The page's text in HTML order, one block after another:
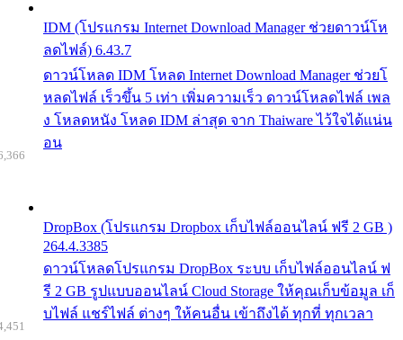
IDM (โปรแกรม Internet Download Manager ช่วยดาวน์โห
ลดไฟล์) 6.43.7
ดาวน์โหลด IDM โหลด Internet Download Manager ช่วยโ
หลดไฟล์ เร็วขึ้น 5 เท่า เพิ่มความเร็ว ดาวน์โหลดไฟล์ เพล
ง โหลดหนัง โหลด IDM ล่าสุด จาก Thaiware ไว้ใจได้แน่น
อน
DropBox (โปรแกรม Dropbox เก็บไฟล์ออนไลน์ ฟรี 2 GB )
264.4.3385
ดาวน์โหลดโปรแกรม DropBox ระบบ เก็บไฟล์ออนไลน์ ฟ
รี 2 GB รูปแบบออนไลน์ Cloud Storage ให้คุณเก็บข้อมูล เก็
บไฟล์ แชร์ไฟล์ ต่างๆ ให้คนอื่น เข้าถึงได้ ทุกที่ ทุกเวลา